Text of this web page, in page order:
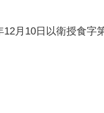
月10日以衛授食字